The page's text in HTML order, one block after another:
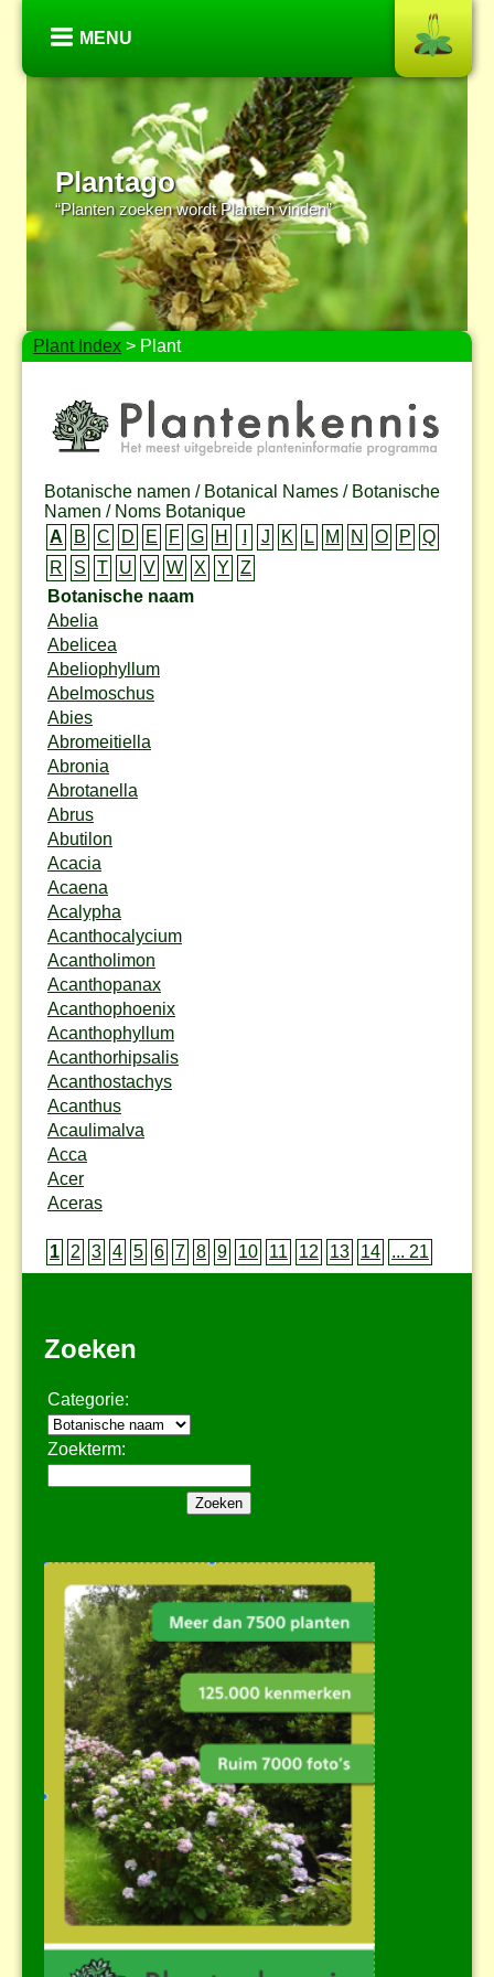
MENU
Plantago
“Planten zoeken wordt Planten vinden”
Plant Index > Plant
Botanische namen / Botanical Names / Botanische
Namen / Noms Botanique
A
B C D E F G H J K L M N O P
Q
R
S T U V W X Y
Z
Botanische naam
Abelia
Abelicea
Abeliophyllum
Abelmoschus
Abies
Abromeitiella
Abronia
Abrotanella
Abrus
Abutilon
Acacia
Acaena
Acalypha
Acanthocalycium
Acantholimon
Acanthopanax
Acanthophoenix
Acanthophyllum
Acanthorhipsalis
Acanthostachys
Acanthus
Acaulimalva
Acca
Acer
Aceras
1 2 3 4 5 6 7 8 9 10 11 12 13 14 ... 21
Zoeken
Categorie:
Zoekterm: